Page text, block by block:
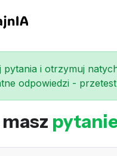
pytania i otrzymuj
odpowiedzi -
pytanie